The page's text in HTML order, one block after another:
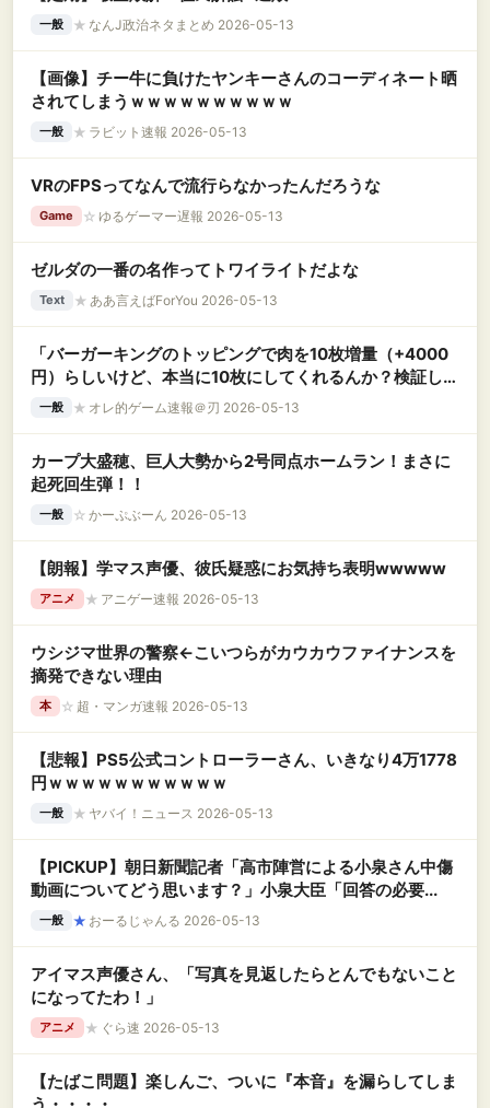
一般 ★ なんJ政治ネタまとめ 2026-05-13
【画像】チー牛に負けたヤンキーさんのコーディネート晒
されてしまうｗｗｗｗｗｗｗｗｗｗ
一般 ★ ラビット速報 2026-05-13
VRのFPSってなんで流行らなかったんだろうな
Game ☆ ゆるゲーマー遅報 2026-05-13
ゼルダの一番の名作ってトワイライトだよな
Text ★ ああ言えばForYou 2026-05-13
「バーガーキングのトッピングで肉を10枚増量（+4000
円）らしいけど、本当に10枚にしてくれるんか？検証して
みるわ」 → 凄すぎる物が出てくるｗｗｗｗｗｗ
一般 ★ オレ的ゲーム速報＠刃 2026-05-13
カープ大盛穂、巨人大勢から2号同点ホームラン！まさに
起死回生弾！！
一般 ☆ かーぷぶーん 2026-05-13
【朗報】学マス声優、彼氏疑惑にお気持ち表明wwwww
アニメ ★ アニゲー速報 2026-05-13
ウシジマ世界の警察←こいつらがカウカウファイナンスを
摘発できない理由
本 ☆ 超・マンガ速報 2026-05-13
【悲報】PS5公式コントローラーさん、いきなり4万1778
円ｗｗｗｗｗｗｗｗｗｗｗ
一般 ★ ヤバイ！ニュース 2026-05-13
【PICKUP】朝日新聞記者「高市陣営による小泉さん中傷
動画についてどう思います？」小泉大臣「回答の必要...
一般 ★ おーるじゃんる 2026-05-13
アイマス声優さん、「写真を見返したらとんでもないこと
になってたわ！」
アニメ ★ ぐら速 2026-05-13
【たばこ問題】楽しんご、ついに『本音』を漏らしてしま